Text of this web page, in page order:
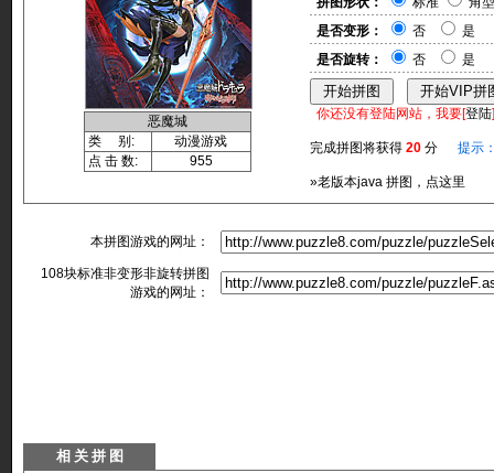
恶魔城
类 别:
动漫游戏
点 击 数:
955
是否变形：
否
是
是否旋转：
否 是
你还没有登陆网站，我要[登陆
完成拼图将获得 20 分 提示
»老版本java 拼图，点这里
本拼图游戏的网址：
108块标准非变形非旋转拼图
游戏的网址：